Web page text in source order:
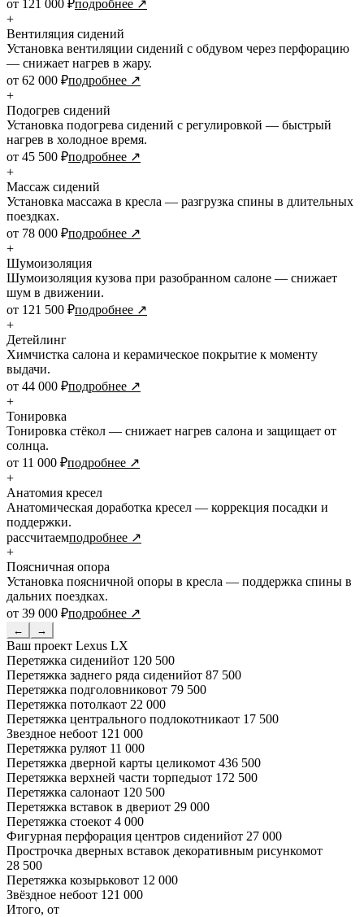
от 121 000 ₽подробнее ↗
+
Вентиляция сидений
Установка вентиляции сидений с обдувом через перфорацию
— снижает нагрев в жару.
от 62 000 ₽подробнее ↗
+
Подогрев сидений
Установка подогрева сидений с регулировкой — быстрый
нагрев в холодное время.
от 45 500 ₽подробнее ↗
+
Массаж сидений
Установка массажа в кресла — разгрузка спины в длительных
поездках.
от 78 000 ₽подробнее ↗
+
Шумоизоляция
Шумоизоляция кузова при разобранном салоне — снижает
шум в движении.
от 121 500 ₽подробнее ↗
+
Детейлинг
Химчистка салона и керамическое покрытие к моменту
выдачи.
от 44 000 ₽подробнее ↗
+
Тонировка
Тонировка стёкол — снижает нагрев салона и защищает от
солнца.
от 11 000 ₽подробнее ↗
+
Анатомия кресел
Анатомическая доработка кресел — коррекция посадки и
поддержки.
рассчитаемподробнее ↗
+
Поясничная опора
Установка поясничной опоры в кресла — поддержка спины в
дальних поездках.
от 39 000 ₽подробнее ↗
← →
Ваш проект Lexus LX
Перетяжка сиденийот 120 500
Перетяжка заднего ряда сиденийот 87 500
Перетяжка подголовниковот 79 500
Перетяжка потолкаот 22 000
Перетяжка центрального подлокотникаот 17 500
Звездное небоот 121 000
Перетяжка руляот 11 000
Перетяжка дверной карты целикомот 436 500
Перетяжка верхней части торпедыот 172 500
Перетяжка салонаот 120 500
Перетяжка вставок в двериот 29 000
Перетяжка стоекот 4 000
Фигурная перфорация центров сиденийот 27 000
Прострочка дверных вставок декоративным рисункомот
28 500
Перетяжка козырьковот 12 000
Звёздное небоот 121 000
Итого, от